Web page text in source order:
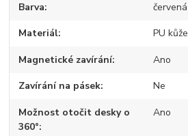
Barva červená
Materiál PU kůže
Magnetické zavírání Ano
Zavírání na pásek Ne
Možnost otočit desky o
360°
Ano